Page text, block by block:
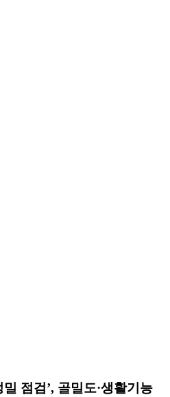
점검’, 골밀도·생활기능